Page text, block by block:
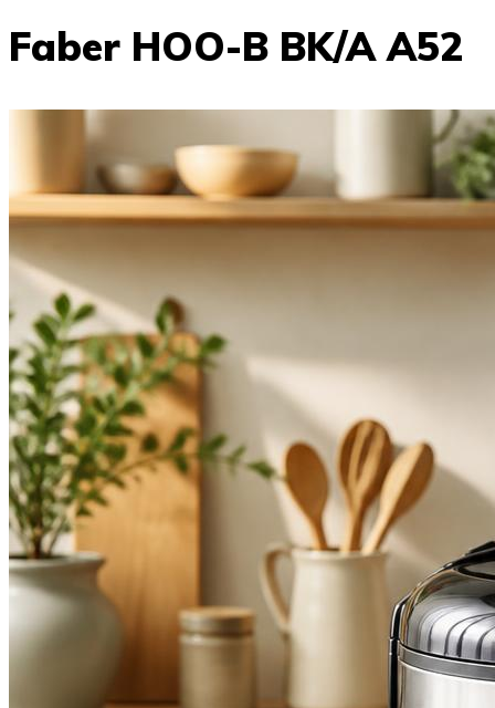
Faber HOO-B BK/A A52